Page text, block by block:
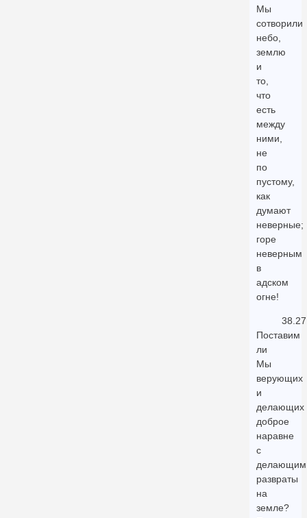
Мы
сотворили
небо,
землю
и
то,
что
есть
между
ними,
не
по
пустому,
как
думают
неверные;
горе
неверным
в
адском
огне!
38.27
Поставим
ли
Мы
верующих
и
делающих
доброе
наравне
с
развраты
на
земле?